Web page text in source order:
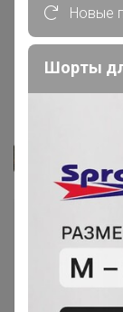
Главная
Джилка
Общие и
Цена за 10
Новые
Шорты